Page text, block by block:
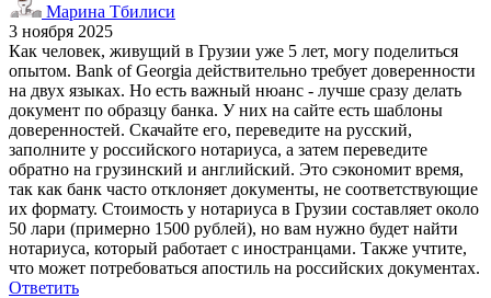
Марина Тбилиси
3 ноября 2025
Как человек, живущий в Грузии уже 5 лет, могу поделиться
опытом. Bank of Georgia действительно требует доверенности
на двух языках. Но есть важный нюанс - лучше сразу делать
документ по образцу банка. У них на сайте есть шаблоны
доверенностей. Скачайте его, переведите на русский,
заполните у российского нотариуса, а затем переведите
обратно на грузинский и английский. Это сэкономит время,
так как банк часто отклоняет документы, не соответствующие
их формату. Стоимость у нотариуса в Грузии составляет около
50 лари (примерно 1500 рублей), но вам нужно будет найти
нотариуса, который работает с иностранцами. Также учтите,
что может потребоваться апостиль на российских документах.
Ответить